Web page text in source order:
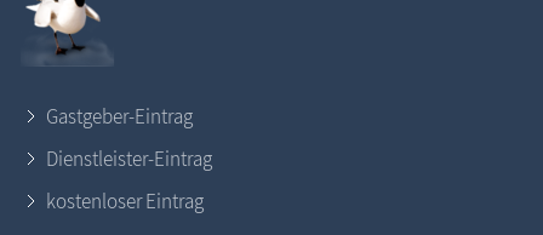
Gastgeber-Eintrag
Dienstleister-Eintrag
kostenloser Eintrag